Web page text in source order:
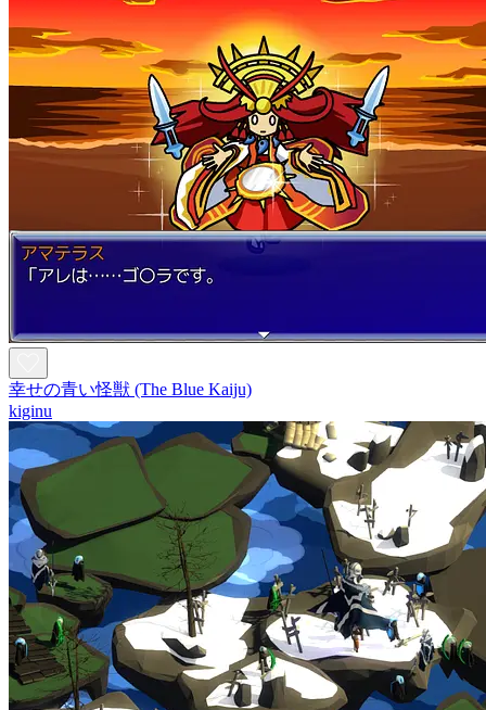
幸せの青い怪獣 (The Blue Kaiju)
kiginu